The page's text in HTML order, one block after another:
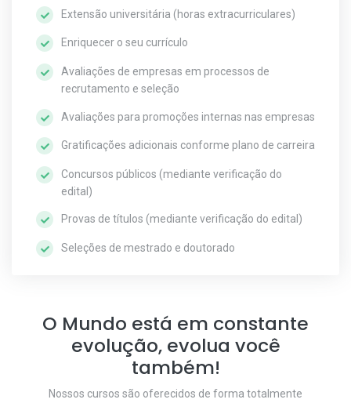
Extensão universitária (horas extracurriculares)
Enriquecer o seu currículo
Avaliações de empresas em processos de
recrutamento e seleção
Avaliações para promoções internas nas empresas
Gratificações adicionais conforme plano de carreira
Concursos públicos (mediante verificação do
edital)
Provas de títulos (mediante verificação do edital)
Seleções de mestrado e doutorado
O Mundo está em constante
evolução, evolua você
também!
Nossos cursos são oferecidos de forma totalmente